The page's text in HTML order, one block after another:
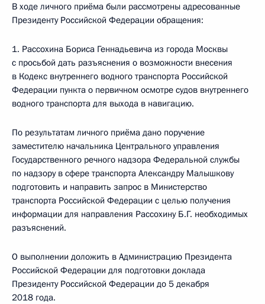
В ходе личного приёма были рассмотрены адресованные
Президенту Российской Федерации обращения:
1. Рассохина Бориса Геннадьевича из города Москвы
с просьбой дать разъяснения о возможности внесения
в Кодекс внутреннего водного транспорта Российской
Федерации пункта о первичном осмотре судов внутреннего
водного транспорта для выхода в навигацию.
По результатам личного приёма дано поручение
заместителю начальника Центрального управления
Государственного речного надзора Федеральной службы
по надзору в сфере транспорта Александру Малышкову
подготовить и направить запрос в Министерство
транспорта Российской Федерации с целью получения
информации для направления Рассохину Б.Г. необходимых
разъяснений.
О выполнении доложить в Администрацию Президента
Российской Федерации для подготовки доклада
Президенту Российской Федерации до 5 декабря
2018 года.